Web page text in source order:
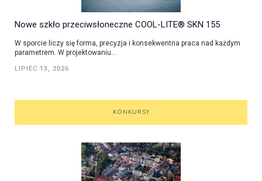
Nowe szkło przeciwsłoneczne COOL-LITE® SKN 155
W sporcie liczy się forma, precyzja i konsekwentna praca nad każdym
parametrem. W projektowaniu...
LIPIEC 13, 2026
KONKURSY